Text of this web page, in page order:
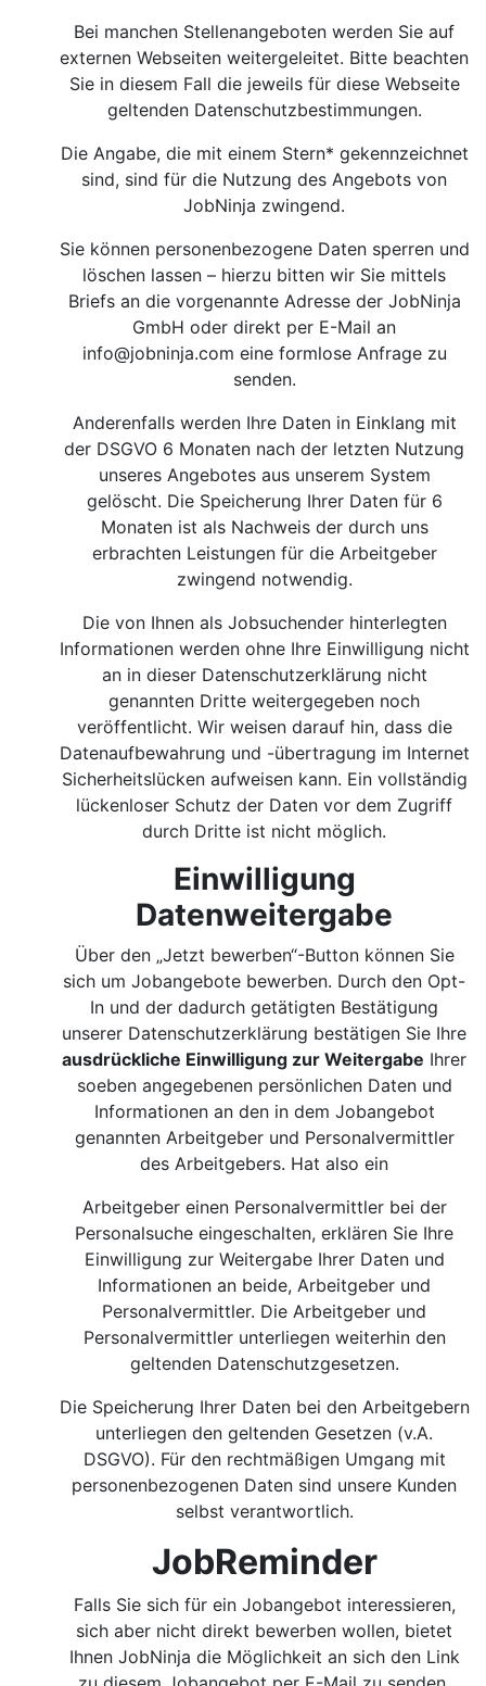
Bei manchen Stellenangeboten werden Sie auf
externen Webseiten weitergeleitet. Bitte beachten
Sie in diesem Fall die jeweils für diese Webseite
geltenden Datenschutzbestimmungen.
Die Angabe, die mit einem Stern* gekennzeichnet
sind, sind für die Nutzung des Angebots von
JobNinja zwingend.
Sie können personenbezogene Daten sperren und
löschen lassen – hierzu bitten wir Sie mittels
Briefs an die vorgenannte Adresse der JobNinja
GmbH oder direkt per E-Mail an
info@jobninja.com eine formlose Anfrage zu
senden.
Anderenfalls werden Ihre Daten in Einklang mit
der DSGVO 6 Monaten nach der letzten Nutzung
unseres Angebotes aus unserem System
gelöscht. Die Speicherung Ihrer Daten für 6
Monaten ist als Nachweis der durch uns
erbrachten Leistungen für die Arbeitgeber
zwingend notwendig.
Die von Ihnen als Jobsuchender hinterlegten
Informationen werden ohne Ihre Einwilligung nicht
an in dieser Datenschutzerklärung nicht
genannten Dritte weitergegeben noch
veröffentlicht. Wir weisen darauf hin, dass die
Datenaufbewahrung und -übertragung im Internet
Sicherheitslücken aufweisen kann. Ein vollständig
lückenloser Schutz der Daten vor dem Zugriff
durch Dritte ist nicht möglich.
Einwilligung
Datenweitergabe
Über den „Jetzt bewerben“-Button können Sie
sich um Jobangebote bewerben. Durch den Opt-
In und der dadurch getätigten Bestätigung
unserer Datenschutzerklärung bestätigen Sie Ihre
ausdrückliche Einwilligung zur Weitergabe Ihrer
soeben angegebenen persönlichen Daten und
Informationen an den in dem Jobangebot
genannten Arbeitgeber und Personalvermittler
des Arbeitgebers. Hat also ein
Arbeitgeber einen Personalvermittler bei der
Personalsuche eingeschalten, erklären Sie Ihre
Einwilligung zur Weitergabe Ihrer Daten und
Informationen an beide, Arbeitgeber und
Personalvermittler. Die Arbeitgeber und
Personalvermittler unterliegen weiterhin den
geltenden Datenschutzgesetzen.
Die Speicherung Ihrer Daten bei den Arbeitgebern
unterliegen den geltenden Gesetzen (v.A.
DSGVO). Für den rechtmäßigen Umgang mit
personenbezogenen Daten sind unsere Kunden
selbst verantwortlich.
JobReminder
Falls Sie sich für ein Jobangebot interessieren,
sich aber nicht direkt bewerben wollen, bietet
Ihnen JobNinja die Möglichkeit an sich den Link